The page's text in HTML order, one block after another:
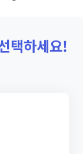
택하세요!